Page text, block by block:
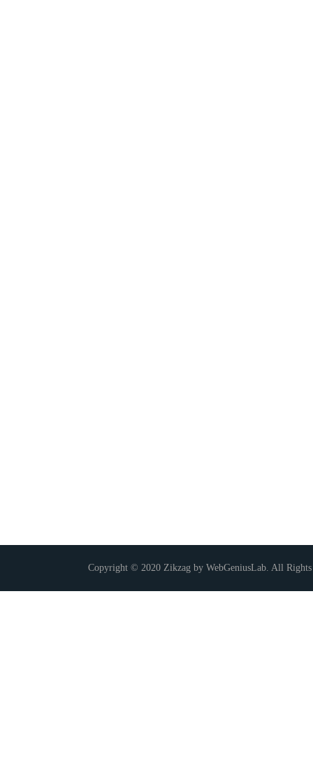
Copyright © 2020 Zikzag by WebGeniusLab. All Rights